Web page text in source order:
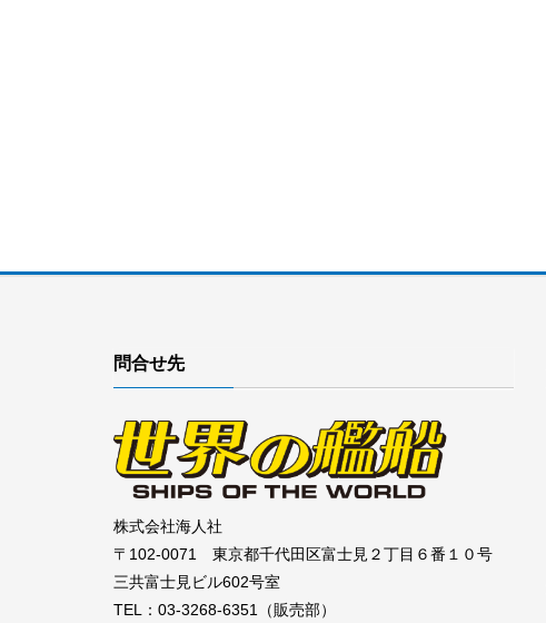
問合せ先
株式会社海人社
〒102-0071 東京都千代田区富士見２丁目６番１０号
三共富士見ビル602号室
TEL：03-3268-6351（販売部）